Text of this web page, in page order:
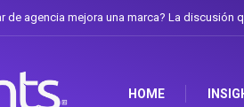
de agencia mejora una marca? La discusión
HOME